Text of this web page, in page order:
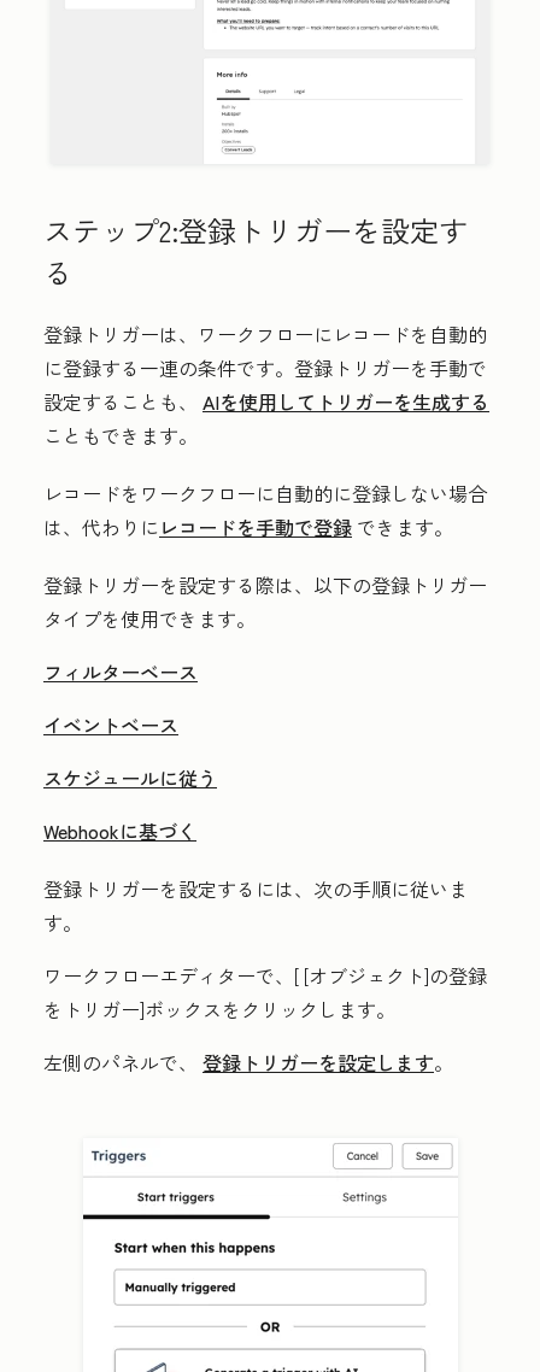
ステップ2:登録トリガーを設定す
る
登録トリガーは、ワークフローにレコードを自動的
に登録する一連の条件です。登録トリガーを手動で
設定することも、 AIを使用してトリガーを生成する
こともできます。
レコードをワークフローに自動的に登録しない場合
は、代わりに レコードを手動で登録 できます。
登録トリガーを設定する際は、以下の登録トリガー
タイプを使用できます。
フィルターベース
イベントベース
スケジュールに従う
Webhookに基づく
登録トリガーを設定するには、次の手順に従いま
す。
ワークフローエディターで、[ [オブジェクト]の登録
をトリガー]ボックスをクリックします。
左側のパネルで、 登録トリガーを設定します。